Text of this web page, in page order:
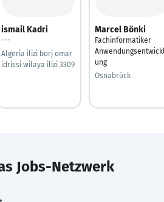
ismail Kadri
---
Algeria ilizi borj omar
idrissi wilaya ilizi 3309
Marcel Bönki
Fachinformatiker
ung
Osnabrück
Jobs-Netzwerk